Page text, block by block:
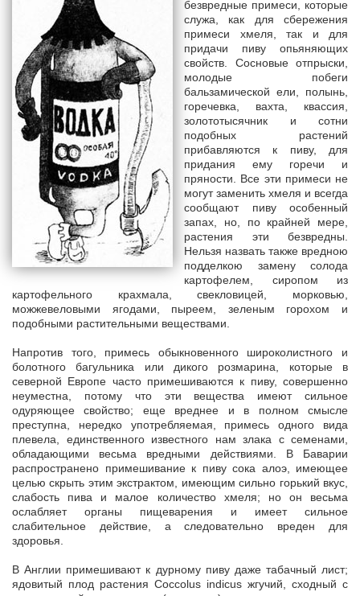
безвредные примеси, которые
служа, как для сбережения
примеси хмеля, так и для
придачи пиву опьяняющих
свойств. Сосновые отпрыски,
молодые побеги
бальзамической ели, полынь,
горечевка, вахта, квассия,
золототысячник и сотни
подобных растений
прибавляются к пиву, для
придания ему горечи и
пряности. Все эти примеси не
могут заменить хмеля и всегда
сообщают пиву особенный
запах, но, по крайней мере,
растения эти безвредны.
Нельзя назвать также вредною
подделкою замену солода
картофелем, сиропом из
картофельного крахмала, свекловицей, морковью,
можжевеловыми ягодами, пыреем, зеленым горохом и
подобными растительными веществами.
Напротив того, примесь обыкновенного широколистного и
болотного багульника или дикого розмарина, которые в
северной Европе часто примешиваются к пиву, совершенно
неуместна, потому что эти вещества имеют сильное
одуряющее свойство; еще вреднее и в полном смысле
преступна, нередко употребляемая, примесь одного вида
плевела, единственного известного нам злака с семенами,
обладающими весьма вредными действиями. В Баварии
распространено примешивание к пиву сока алоэ, имеющее
целью скрыть этим экстрактом, имеющим сильно горький вкус,
слабость пива и малое количество хмеля; но он весьма
ослабляет органы пищеварения и имеет сильное
слабительное действие, а следовательно вреден для
здоровья.
В Англии примешивают к дурному пиву даже табачный лист;
ядовитый плод растения Coccolus indicus жгучий, сходный с